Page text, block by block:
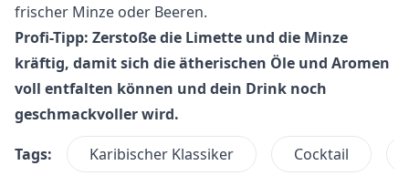
frischer Minze oder Beeren.
Profi-Tipp: Zerstoße die Limette und die Minze
kräftig, damit sich die ätherischen Öle und Aromen
voll entfalten können und dein Drink noch
geschmackvoller wird.
Tags:
Karibischer Klassiker Cocktail